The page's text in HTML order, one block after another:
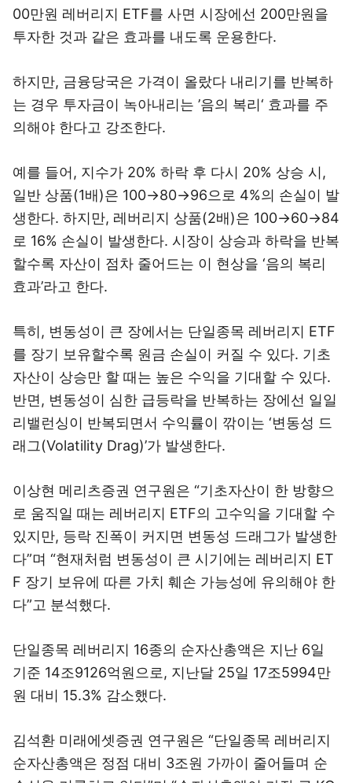
00만원 레버리지 ETF를 사면 시장에선 200만원을
투자한 것과 같은 효과를 내도록 운용한다.
하지만, 금융당국은 가격이 올랐다 내리기를 반복하
는 경우 투자금이 녹아내리는 ’음의 복리‘ 효과를 주
의해야 한다고 강조한다.
예를 들어, 지수가 20% 하락 후 다시 20% 상승 시,
일반 상품(1배)은 100→80→96으로 4%의 손실이 발
생한다. 하지만, 레버리지 상품(2배)은 100→60→84
로 16% 손실이 발생한다. 시장이 상승과 하락을 반복
할수록 자산이 점차 줄어드는 이 현상을 ‘음의 복리
효과’라고 한다.
특히, 변동성이 큰 장에서는 단일종목 레버리지 ETF
를 장기 보유할수록 원금 손실이 커질 수 있다. 기초
자산이 상승만 할 때는 높은 수익을 기대할 수 있다.
반면, 변동성이 심한 급등락을 반복하는 장에선 일일
리밸런싱이 반복되면서 수익률이 깎이는 ‘변동성 드
래그(Volatility Drag)’가 발생한다.
이상현 메리츠증권 연구원은 “기초자산이 한 방향으
로 움직일 때는 레버리지 ETF의 고수익을 기대할 수
있지만, 등락 진폭이 커지면 변동성 드래그가 발생한
다”며 “현재처럼 변동성이 큰 시기에는 레버리지 ET
F 장기 보유에 따른 가치 훼손 가능성에 유의해야 한
다”고 분석했다.
단일종목 레버리지 16종의 순자산총액은 지난 6일
기준 14조9126억원으로, 지난달 25일 17조5994만
원 대비 15.3% 감소했다.
김석환 미래에셋증권 연구원은 “단일종목 레버리지
순자산총액은 정점 대비 3조원 가까이 줄어들며 순